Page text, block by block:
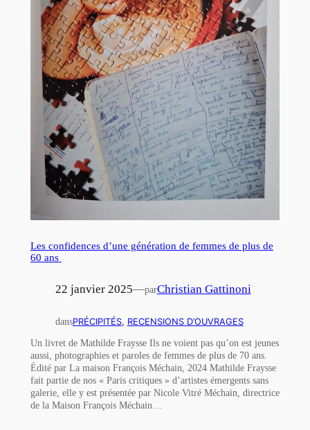
Les confidences d’une génération de femmes de plus de
60 ans
22 janvier 2025—parChristian Gattinoni
dansPRÉCIPITÉS, RECENSIONS D’OUVRAGES
Un livret de Mathilde Fraysse Ils ne voient pas qu’on est jeunes
aussi, photographies et paroles de femmes de plus de 70 ans.
Édité par La maison François Méchain, 2024 Mathilde Fraysse
fait partie de nos « Paris critiques » d’artistes émergents sans
galerie, elle y est présentée par Nicole Vitré Méchain, directrice
de la Maison François Méchain…